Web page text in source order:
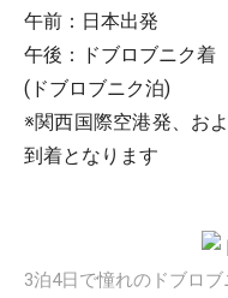
午前：日本出発
午後：ドブロブニク着
(ドブロブニク泊)
※関西国際空港発、お
到着となります
3泊4日で憧れのドブロブ